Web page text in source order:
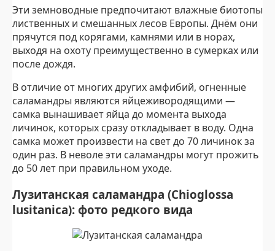
Эти земноводные предпочитают влажные биотопы
лиственных и смешанных лесов Европы. Днём они
прячутся под корягами, камнями или в норах,
выходя на охоту преимущественно в сумерках или
после дождя.
В отличие от многих других амфибий, огненные
саламандры являются яйцеживородящими —
самка вынашивает яйца до момента выхода
личинок, которых сразу откладывает в воду. Одна
самка может произвести на свет до 70 личинок за
один раз. В неволе эти саламандры могут прожить
до 50 лет при правильном уходе.
Лузитанская саламандра (Chioglossa
lusitanica): фото редкого вида